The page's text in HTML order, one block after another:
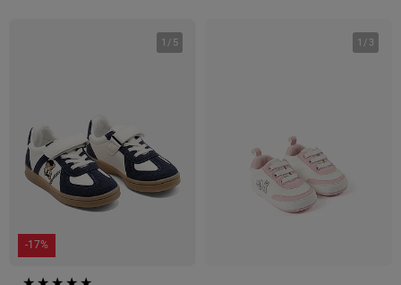
1 / 5
-17%
1 / 3